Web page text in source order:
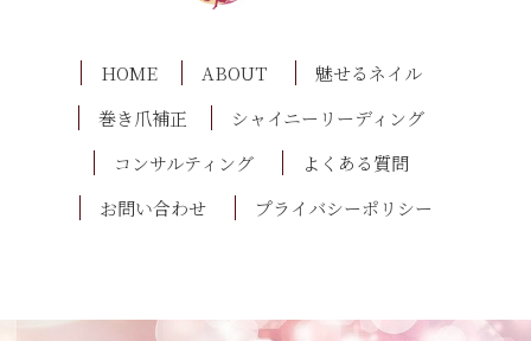
HOME ABOUT
魅せるネイル
巻き爪補正
シャイニーリーディング
コンサルティング
よくある質問
お問い合わせ
プライバシーポリシー